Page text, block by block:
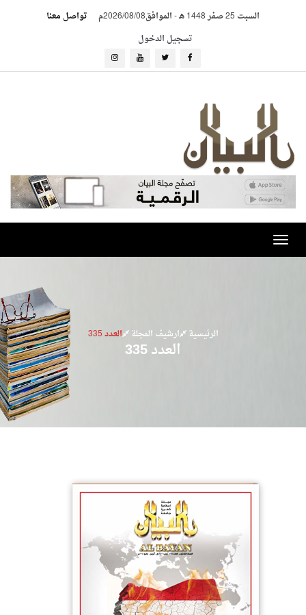
السبت 25 صفر 1448 هـ -الموافق2026/08/08م
تواصل معنا
تسجيل الدخول
Toggle
navigation
الرئيسية ارشيف المجلة العدد 335
العدد 335